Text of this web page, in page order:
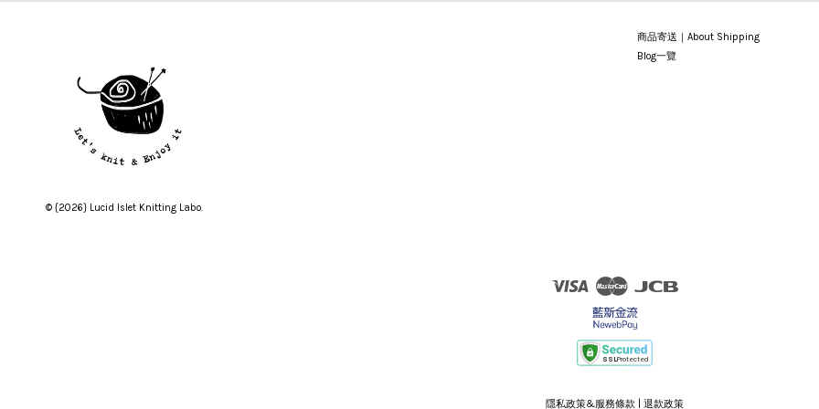
© {2026} Lucid Islet Knitting Labo.
商品寄送｜About Shipping
Blog一覽
Visa Master
隱私政策&服務條款 退款政策